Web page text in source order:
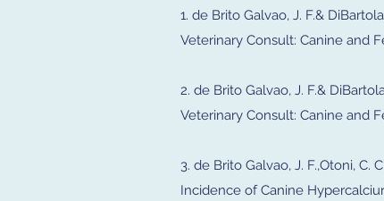
1. de Brito Galvao, J. F.&
Veterinary Consult: Canine and
2. de Brito Galvao, J. F.&
Veterinary Consult: Canine and
3. de Brito Galvao, J. F.,Otoni, C.
Incidence of Canine